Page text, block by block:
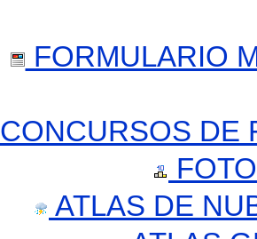
FORMULARIO
CONCURSOS DE
ATLAS DE